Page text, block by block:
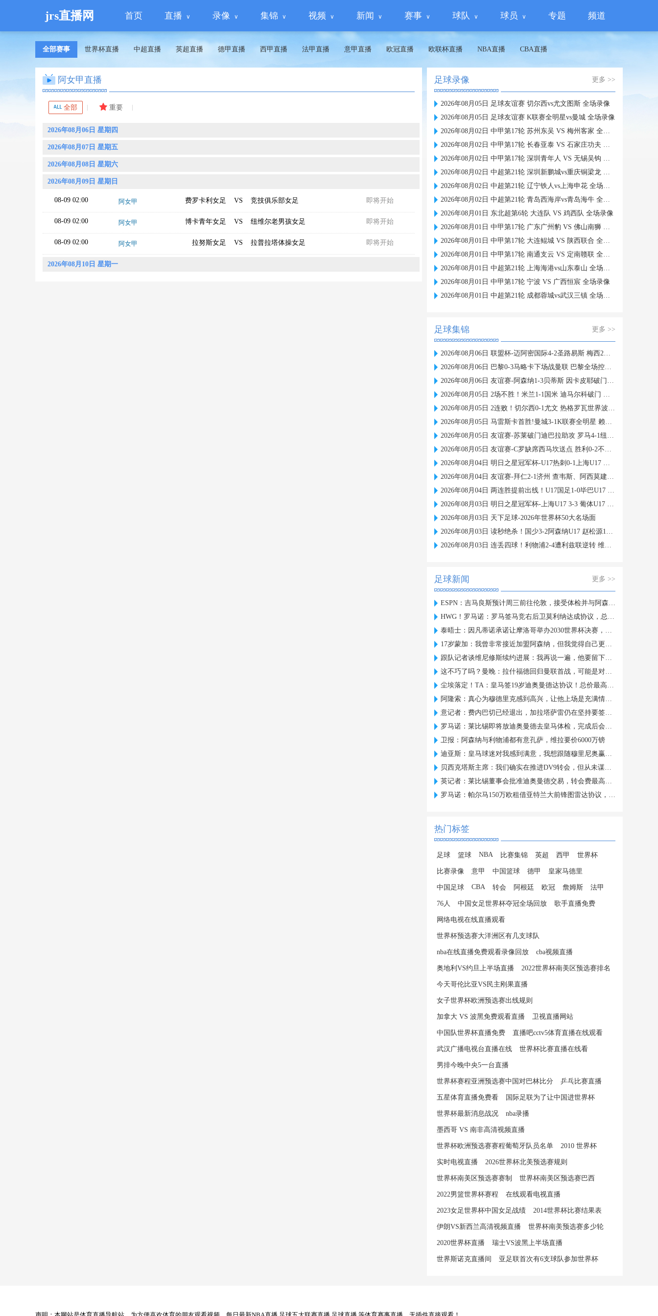
jrs直播网 首页 直播 录像 集锦 视频 新闻 赛事 球队 球员 专题 频道
全部赛事 世界杯直播 中超直播 英超直播 德甲直播 西甲直播 法甲直播 意甲直播 欧冠直播 欧联杯直播 NBA直播 CBA直播
阿女甲直播
全部 重要
2026年08月06日 星期四
2026年08月07日 星期五
2026年08月08日 星期六
2026年08月09日 星期日
08-09 02:00 阿女甲 费罗卡利女足 VS 竞技俱乐部女足 即将开始
08-09 02:00 阿女甲 博卡青年女足 VS 纽维尔老男孩女足 即将开始
08-09 02:00 阿女甲 拉努斯女足 VS 拉普拉塔体操女足 即将开始
2026年08月10日 星期一
足球录像 更多 >>
2026年08月05日 足球友谊赛 切尔西vs尤文图斯 全场录像
2026年08月05日 足球友谊赛 K联赛全明星vs曼城 全场录像
2026年08月02日 中甲第17轮 苏州东吴 VS 梅州客家 全场录像
2026年08月02日 中甲第17轮 长春亚泰 VS 石家庄功夫 全场录像
2026年08月02日 中甲第17轮 深圳青年人 VS 无锡吴钩 全场录像
2026年08月02日 中超第21轮 深圳新鹏城vs重庆铜梁龙 全场录像
2026年08月02日 中超第21轮 辽宁铁人vs上海申花 全场录像
2026年08月02日 中超第21轮 青岛西海岸vs青岛海牛 全场录像
2026年08月01日 东北超第6轮 大连队 VS 鸡西队 全场录像
2026年08月01日 中甲第17轮 广东广州豹 VS 佛山南狮 全场录像
2026年08月01日 中甲第17轮 大连鲲城 VS 陕西联合 全场录像
2026年08月01日 中甲第17轮 南通支云 VS 定南赣联 全场录像
2026年08月01日 中超第21轮 上海海港vs山东泰山 全场录像
2026年08月01日 中甲第17轮 宁波 VS 广西恒宸 全场录像
2026年08月01日 中超第21轮 成都蓉城vs武汉三镇 全场录像
足球集锦 更多 >>
2026年08月06日 联盟杯-迈阿密国际4-2圣路易斯 梅西2射1传 阿伦助攻戴帽
2026年08月06日 巴黎0-3马略卡下场战曼联 巴黎全场控球近6成+8射3正未果
2026年08月06日 友谊赛-阿森纳1-3贝蒂斯 因卡皮耶破门难救主 福纳尔斯1射2传
2026年08月05日 2场不胜！米兰1-1国米 迪马尔科破门 恩昆库造点+点射拉莫斯登场
2026年08月05日 2连败！切尔西0-1尤文 热格罗瓦世界波制胜穆德里克时隔614天复出
2026年08月05日 马雷斯卡首胜!曼城3-1K联赛全明星 赖因德斯努里破门塞梅尼奥助攻
2026年08月05日 友谊赛-苏莱破门迪巴拉助攻 罗马4-1纽波特郡
2026年08月05日 友谊赛-C罗缺席西马坎送点 胜利0-2不敌阿尔梅里亚
2026年08月04日 明日之星冠军杯-U17热刺0-1上海U17 李文博制胜球
2026年08月04日 友谊赛-拜仁2-1济州 查韦斯、阿西莫建功马特乌斯彩虹过人送助攻
2026年08月04日 两连胜提前出线！U17国足1-0毕巴U17 程晟涵连场破门赵松源中楣
2026年08月03日 明日之星冠军杯-上海U17 3-3 葡体U17 梁锦鸿梅开二度
2026年08月03日 天下足球-2026年世界杯50大名场面
2026年08月03日 读秒绝杀！国少3-2阿森纳U17 赵松源1V4一条龙+造乌龙 程晟涵绝杀
2026年08月03日 连丢四球！利物浦2-4遭利兹联逆转 维尔茨钱伯斯破门凯尔凯兹失误
足球新闻 更多 >>
ESPN：吉马良斯预计周三前往伦敦，接受体检并与阿森纳签约
HWG！罗马诺：罗马签马竞右后卫莫利纳达成协议，总价1800万欧
泰晤士：因凡蒂诺承诺让摩洛哥举办2030世界杯决赛，以换取支持
17岁蒙加：我曾非常接近加盟阿森纳，但我觉得自己更适合曼城
跟队记者谈维尼修斯续约进展：我再说一遍，他要留下来！！！
这不巧了吗？曼晚：拉什福德回归曼联首战，可能是对阿莫林的米兰
尘埃落定！TA：皇马签19岁迪奥曼德达协议！总价最高可达1.4亿欧
阿隆索：真心为穆德里克感到高兴，让他上场是充满情感考量的决定
意记者：费内巴切已经退出，加拉塔萨雷仍在坚持要签下莱奥
罗马诺：莱比锡即将放迪奥曼德去皇马体检，完成后会正式签约
卫报：阿森纳与利物浦都有意孔萨，维拉要价6000万镑
迪亚斯：皇马球迷对我感到满意，我想跟随穆里尼奥赢得冠军
贝西克塔斯主席：我们确实在推进DV9转会，但从未谋求签下萨拉赫
英记者：莱比锡董事会批准迪奥曼德交易，转会费最高可达1.4亿欧
罗马诺：帕尔马150万欧租借亚特兰大前锋图雷达协议，24h内体检
热门标签
足球 篮球 NBA 比赛集锦 英超 西甲 世界杯
比赛录像 意甲 中国篮球 德甲 皇家马德里
中国足球 CBA 转会 阿根廷 欧冠 詹姆斯 法甲
76人 中国女足世界杯夺冠全场回放 歌手直播免费
网络电视在线直播观看
世界杯预选赛大洋洲区有几支球队
nba在线直播免费观看录像回放 cba视频直播
奥地利VS约旦上半场直播 2022世界杯南美区预选赛排名
今天哥伦比亚VS民主刚果直播
女子世界杯欧洲预选赛出线规则
加拿大 VS 波黑免费观看直播 卫视直播网站
中国队世界杯直播免费 直播吧cctv5体育直播在线观看
武汉广播电视台直播在线 世界杯比赛直播在线看
男排今晚中央5一台直播
世界杯赛程亚洲预选赛中国对巴林比分 乒乓比赛直播
五星体育直播免费看 国际足联为了让中国进世界杯
世界杯最新消息战况 nba录播
墨西哥 VS 南非高清视频直播
世界杯欧洲预选赛赛程葡萄牙队员名单 2010 世界杯
实时电视直播 2026世界杯北美预选赛规则
世界杯南美区预选赛赛制 世界杯南美区预选赛巴西
2022男篮世界杯赛程 在线观看电视直播
2023女足世界杯中国女足战绩 2014世界杯比赛结果表
伊朗VS新西兰高清视频直播 世界杯南美预选赛多少轮
2020世界杯直播 瑞士VS波黑上半场直播
世界斯诺克直播间 亚足联首次有6支球队参加世界杯